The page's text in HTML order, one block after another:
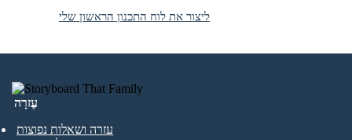
ליצור את לוח התכנון הראשון שלי
עֶזרָה
עזרה ושאלות נפוצות